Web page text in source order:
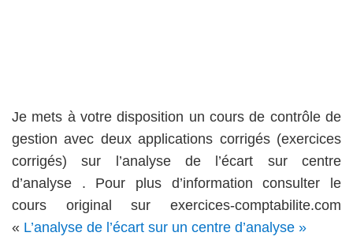
Je mets à votre disposition un cours de contrôle de
gestion avec deux applications corrigés (exercices
corrigés) sur l’analyse de l’écart sur centre
d’analyse . Pour plus d’information consulter le
cours original sur exercices-comptabilite.com
« L’analyse de l’écart sur un centre d’analyse »